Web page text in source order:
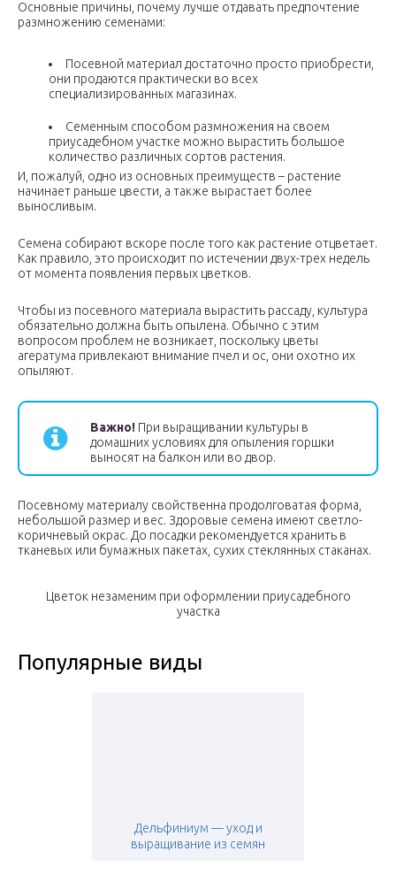
Основные причины, почему лучше отдавать предпочтение
размножению семенами:
Посевной материал достаточно просто приобрести,
они продаются практически во всех
специализированных магазинах.
Семенным способом размножения на своем
приусадебном участке можно вырастить большое
количество различных сортов растения.
И, пожалуй, одно из основных преимуществ – растение
начинает раньше цвести, а также вырастает более
выносливым.
Семена собирают вскоре после того как растение отцветает.
Как правило, это происходит по истечении двух-трех недель
от момента появления первых цветков.
Чтобы из посевного материала вырастить рассаду, культура
обязательно должна быть опылена. Обычно с этим
вопросом проблем не возникает, поскольку цветы
агератума привлекают внимание пчел и ос, они охотно их
опыляют.
Важно! При выращивании культуры в
домашних условиях для опыления горшки
выносят на балкон или во двор.
Посевному материалу свойственна продолговатая форма,
небольшой размер и вес. Здоровые семена имеют светло-
коричневый окрас. До посадки рекомендуется хранить в
тканевых или бумажных пакетах, сухих стеклянных стаканах.
Цветок незаменим при оформлении приусадебного
участка
Популярные виды
Дельфиниум — уход и
выращивание из семян